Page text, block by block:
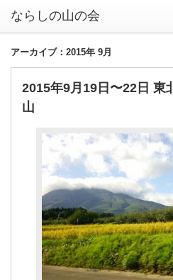
アーカイブ：2015年 9月
2015年9月19日〜22日
山